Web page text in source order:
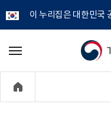
이 누리집은 대한민국
개
정
메
기